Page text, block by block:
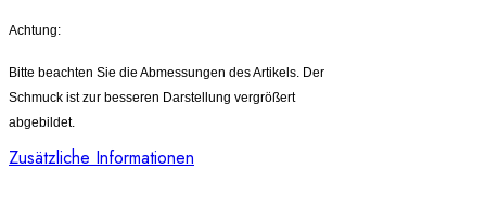
Achtung:
Bitte beachten Sie die Abmessungen des Artikels. Der
Schmuck ist zur besseren Darstellung vergrößert
abgebildet.
Zusätzliche Informationen